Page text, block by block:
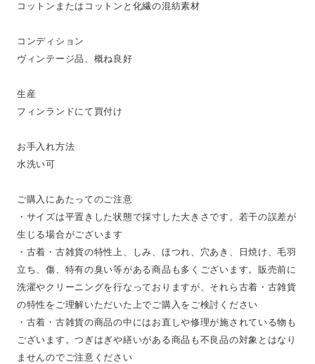
コットンまたはコットンと化繊の混紡素材
コンディション
ヴィンテージ品、概ね良好
生産
フィンランドにて買付け
お手入れ方法
水洗い可
ご購入にあたってのご注意
・サイズは平置きした状態で採寸した大きさです。若干の誤差が
生じる場合がございます
・古着・古雑貨の特性上、しみ、ほつれ、穴あき、日焼け、毛羽
立ち、傷、特有の臭い等がある商品も多くございます。販売前に
洗濯やクリーニングを行なっておりますが、それら古着・古雑貨
の特性をご理解いただいた上でご購入をご検討ください
・古着・古雑貨の商品の中にはお直しや修理が施されている物も
ございます。つぎはぎや繕いがある商品も不良品の対象とはなり
ませんのでご注意ください